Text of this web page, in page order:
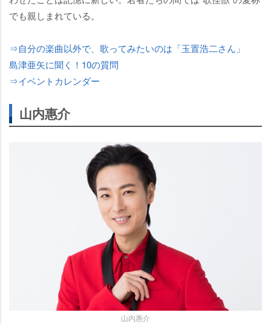
でも親しまれている。
⇒自分の楽曲以外で、歌ってみたいのは「玉置浩二さん」
島津亜矢に聞く！10の質問
⇒イベントカレンダー
山内惠介
山内惠介